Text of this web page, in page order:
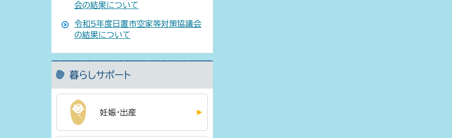
会の結果について
令和5年度日置市空家等対策協議会
の結果について
暮らしサポート
妊娠・出産